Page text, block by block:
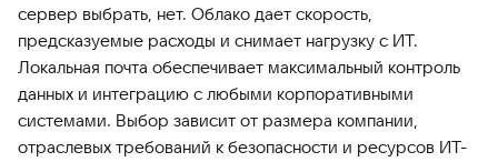
сервер выбрать, нет. Облако дает скорость,
предсказуемые расходы и снимает нагрузку с ИТ.
Локальная почта обеспечивает максимальный контроль
данных и интеграцию с любыми корпоративными
системами. Выбор зависит от размера компании,
отраслевых требований к безопасности и ресурсов ИТ-